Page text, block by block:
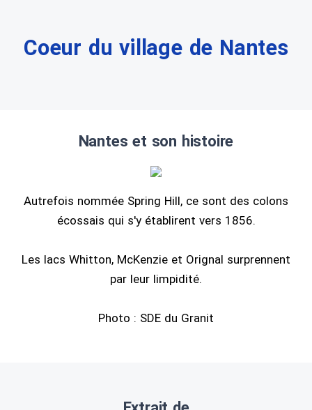
Coeur du village de Nantes
Nantes et son histoire
Autrefois nommée Spring Hill, ce sont des colons
écossais qui s'y établirent vers 1856.
Les lacs Whitton, McKenzie et Orignal surprennent
par leur limpidité.
Photo : SDE du Granit